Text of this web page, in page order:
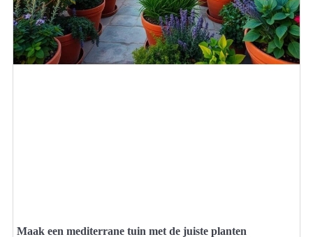
Maak een mediterrane tuin met de juiste planten